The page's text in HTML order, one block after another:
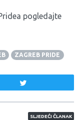
pogledajte
ZAGREB PRIDE
SLJEDEĆI ČLANAK